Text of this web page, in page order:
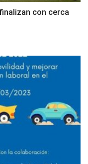
con cerca